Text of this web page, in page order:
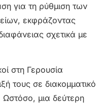
για τη ρύθμιση των
εκφράζοντας
σχετικά με
στη Γερουσία
τους σε διακομματικό
μια δεύτερη